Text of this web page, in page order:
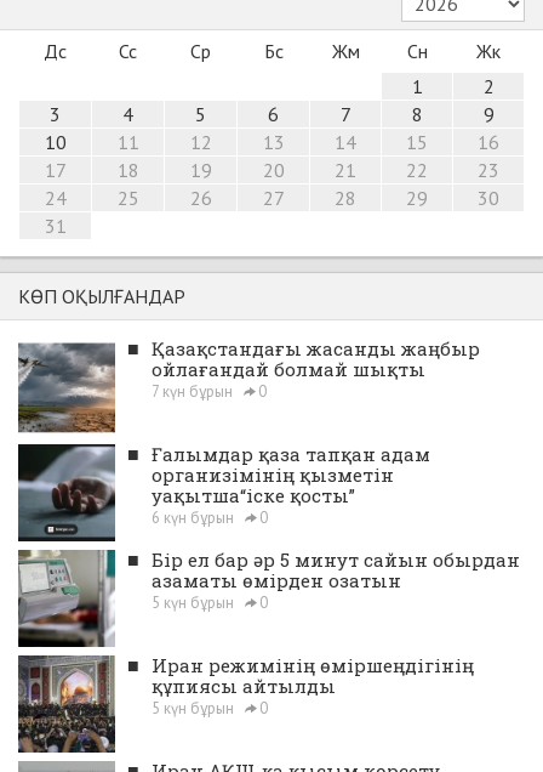
Дс Сс Ср Бс Жм Сн
Жк
1
2
3
4 5 6 7 8
9
10
11 12 13 14 15
16
17
18 19 20 21 22
23
24
25 26 27 28 29
30
31
КӨП ОҚЫЛҒАНДАР
■ Қазақстандағы жасанды жаңбыр
ойлағандай болмай шықты
7 күн бұрын 0
■ Ғалымдар қаза тапқан адам
организімінің қызметін
уақытша“іске қосты”
6 күн бұрын 0
■ Бір ел бар әр 5 минут сайын обырдан
азаматы өмірден озатын
5 күн бұрын 0
■ Иран режимінің өміршеңдігінің
құпиясы айтылды
5 күн бұрын 0